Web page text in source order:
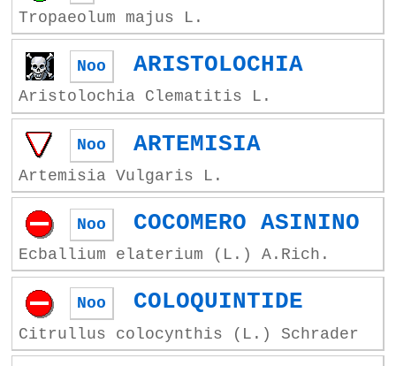
Tropaeolum majus L.
Noo ARISTOLOCHIA
Aristolochia Clematitis L.
Noo ARTEMISIA
Artemisia Vulgaris L.
Noo COCOMERO ASININO
Ecballium elaterium (L.) A.Rich.
Noo COLOQUINTIDE
Citrullus colocynthis (L.) Schrader